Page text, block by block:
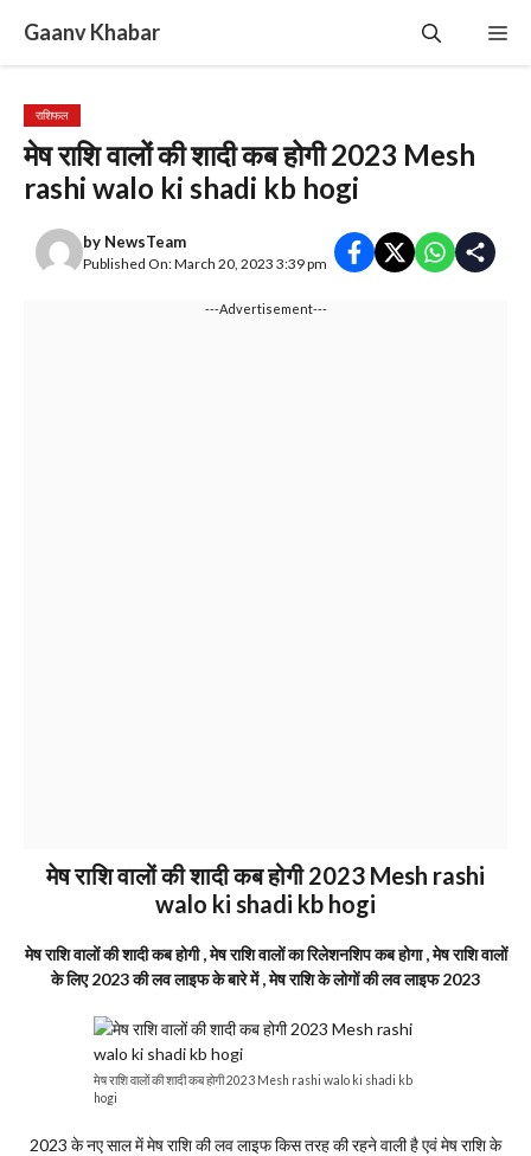
content
Gaanv Khabar
राशिफल
मेष राशि वालों की शादी कब होगी 2023 Mesh
rashi walo ki shadi kb hogi
by NewsTeam
Published On: March 20, 2023 3:39 pm
---Advertisement---
मेष राशि वालों की शादी कब होगी 2023 Mesh rashi
walo ki shadi kb hogi
मेष राशि वालों की शादी कब होगी , मेष राशि वालों का रिलेशनशिप कब होगा , मेष राशि वालों
के लिए 2023 की लव लाइफ के बारे में , मेष राशि के लोगों की लव लाइफ 2023
मेष राशि वालों की शादी कब होगी 2023 Mesh rashi walo ki shadi kb
hogi
2023 के नए साल में मेष राशि की लव लाइफ किस तरह की रहने वाली है एवं मेष राशि के